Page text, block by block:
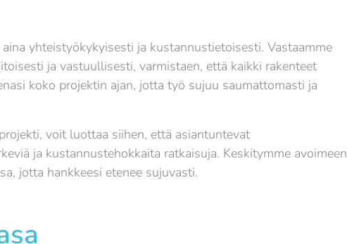
yhteistyökykyisesti ja kustannustietoisesti. Vastaamme
ja vastuullisesti, varmistaen, että kaikki rakenteet
koko projektin ajan, jotta työ sujuu saumattomasti ja
voit luottaa siihen, että asiantuntevat
ja kustannustehokkaita ratkaisuja. Keskitymme avoimeen
jotta hankkeesi etenee sujuvasti.